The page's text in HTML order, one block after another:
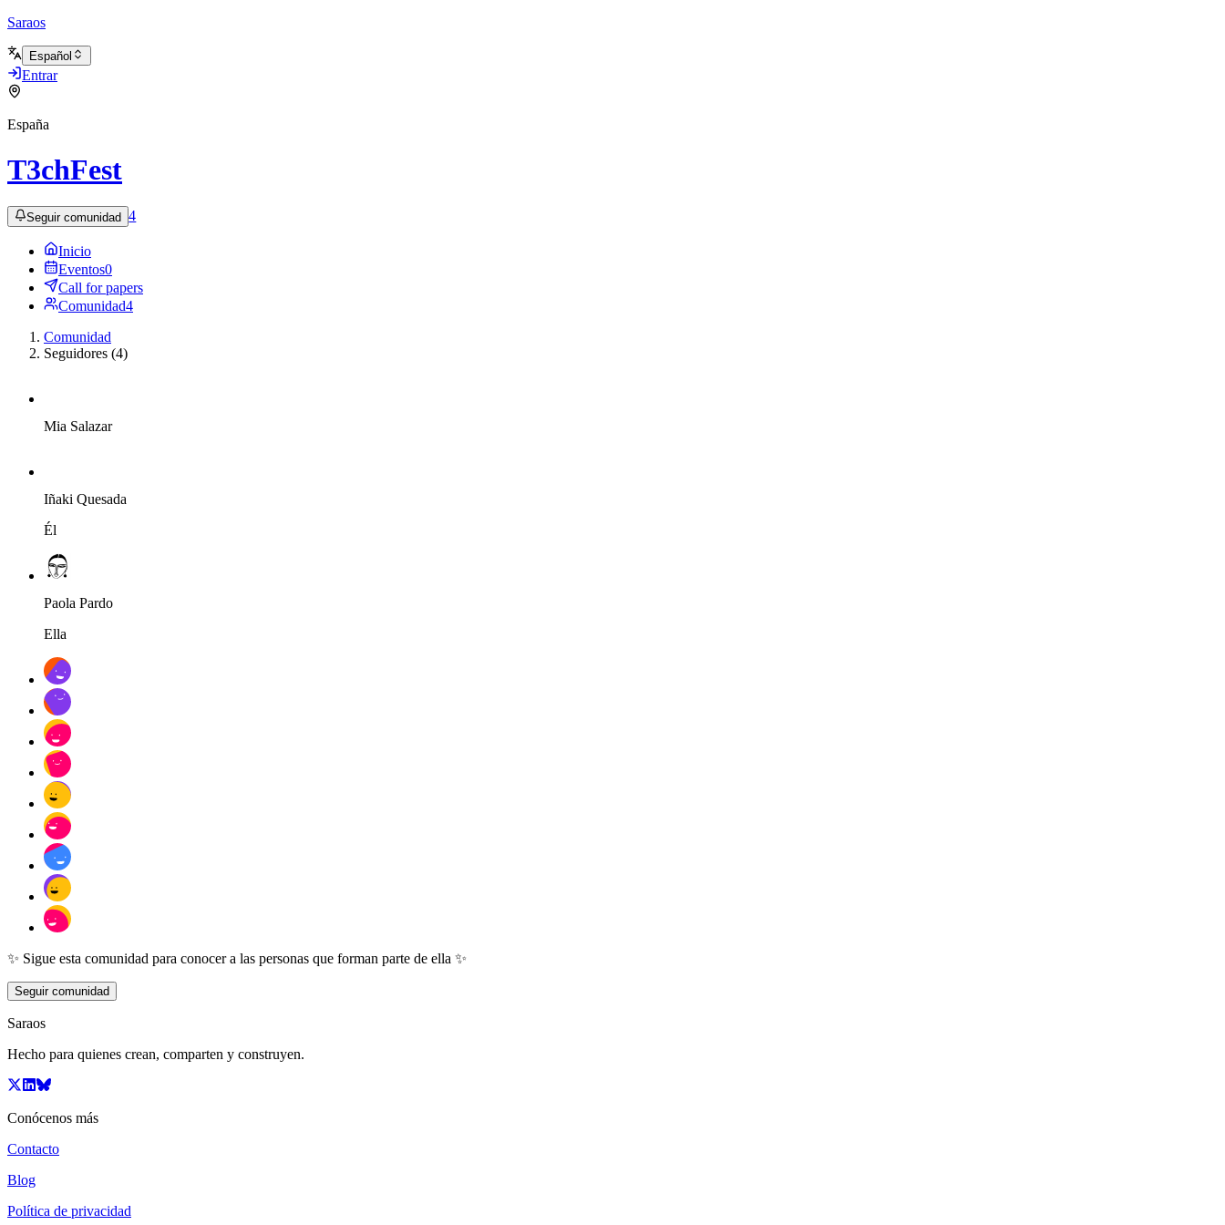
Saraos
Español
Entrar
España
T3chFest
Seguir comunidad 4
Inicio
Eventos0
Call for papers
Comunidad4
Comunidad
Seguidores (4)
Mia Salazar
Iñaki Quesada
Él
Paola Pardo
Ella
✨ Sigue esta comunidad para conocer a las personas que forman parte de ella ✨
Seguir comunidad
Saraos
Hecho para quienes crean, comparten y construyen.
Conócenos más
Contacto
Blog
Política de privacidad